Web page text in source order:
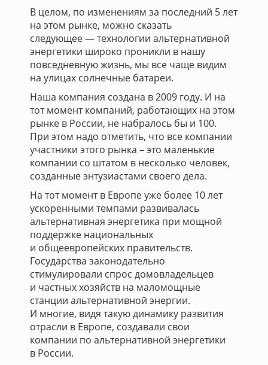
В целом, по изменениям за последний 5 лет
на этом рынке, можно сказать
следующее — технологии альтернативной
энергетики широко проникли в нашу
повседневную жизнь, мы все чаще видим
на улицах солнечные батареи.
Наша компания создана в 2009 году. И на
тот момент компаний, работающих на этом
рынке в России, не набралось бы и 100.
При этом надо отметить, что все компании
участники этого рынка – это маленькие
компании со штатом в несколько человек,
созданные энтузиастами своего дела.
На тот момент в Европе уже более 10 лет
ускоренными темпами развивалась
альтернативная энергетика при мощной
поддержке национальных
и общеевропейских правительств.
Государства законодательно
стимулировали спрос домовладельцев
и частных хозяйств на маломощные
станции альтернативной энергии.
И многие, видя такую динамику развития
отрасли в Европе, создавали свои
компании по альтернативной энергетики
в России.